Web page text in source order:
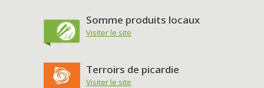
Somme produits locaux
Visiter le site
Terroirs de picardie
Visiter le site